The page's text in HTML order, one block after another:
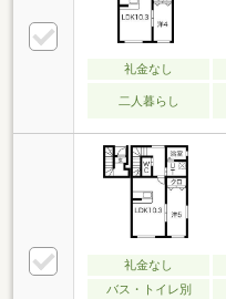
礼金なし
二人暮らし
礼金なし
バス・トイレ別